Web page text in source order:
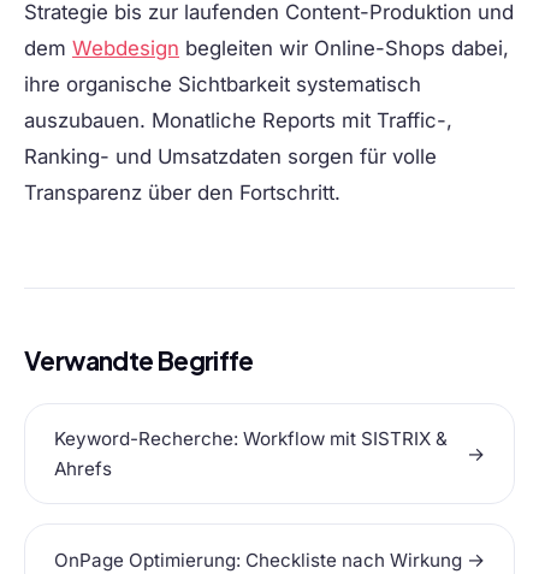
Strategie bis zur laufenden Content-Produktion und
dem Webdesign begleiten wir Online-Shops dabei,
ihre organische Sichtbarkeit systematisch
auszubauen. Monatliche Reports mit Traffic-,
Ranking- und Umsatzdaten sorgen für volle
Transparenz über den Fortschritt.
Verwandte Begriffe
Keyword-Recherche: Workflow mit SISTRIX &
Ahrefs
→
OnPage Optimierung: Checkliste nach Wirkung →